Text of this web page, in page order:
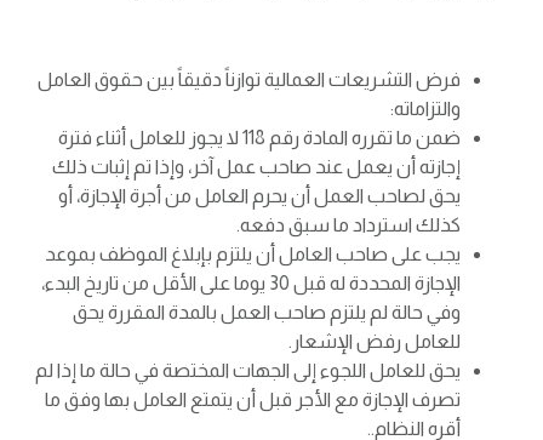
فرض التشريعات العمالية توازناً دقيقاً بين حقوق العامل
والتزاماته:
ضمن ما تقرره المادة رقم 118 لا يجوز للعامل أثناء فترة
إجازته أن يعمل عند صاحب عمل آخر، وإذا تم إثبات ذلك
يحق لصاحب العمل أن يحرم العامل من أجرة الإجازة، أو
كذلك استرداد ما سبق دفعه.
يجب على صاحب العامل أن يلتزم بإبلاغ الموظف بموعد
الإجازة المحددة له قبل 30 يوما على الأقل من تاريخ البدء،
وفي حالة لم يلتزم صاحب العمل بالمدة المقررة يحق
للعامل رفض الإشعار.
يحق للعامل اللجوء إلى الجهات المختصة في حالة ما إذا لم
تصرف الإجازة مع الأجر قبل أن يتمتع العامل بها وفق ما
أقره النظام..